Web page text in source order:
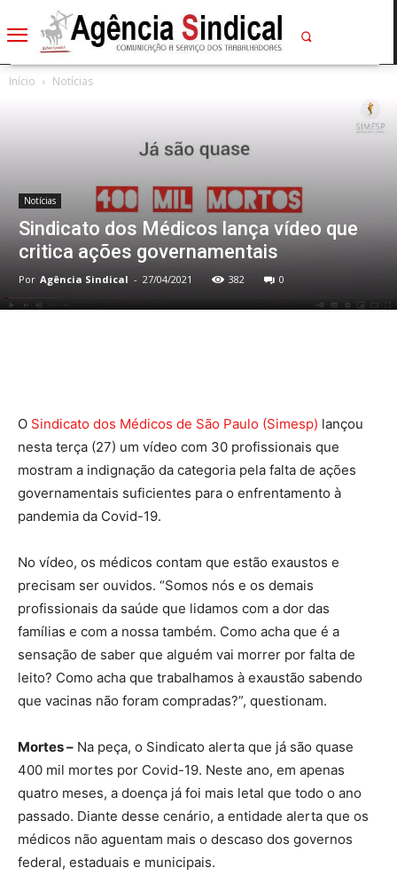
Início Notícias
Notícias
Sindicato dos Médicos lança vídeo que
critica ações governamentais
Por Agência Sindical - 27/04/2021 382 0
O Sindicato dos Médicos de São Paulo (Simesp) lançou
nesta terça (27) um vídeo com 30 profissionais que
mostram a indignação da categoria pela falta de ações
governamentais suficientes para o enfrentamento à
pandemia da Covid-19.
No vídeo, os médicos contam que estão exaustos e
precisam ser ouvidos. “Somos nós e os demais
profissionais da saúde que lidamos com a dor das
famílias e com a nossa também. Como acha que é a
sensação de saber que alguém vai morrer por falta de
leito? Como acha que trabalhamos à exaustão sabendo
que vacinas não foram compradas?”, questionam.
Mortes – Na peça, o Sindicato alerta que já são quase
400 mil mortes por Covid-19. Neste ano, em apenas
quatro meses, a doença já foi mais letal que todo o ano
passado. Diante desse cenário, a entidade alerta que os
médicos não aguentam mais o descaso dos governos
federal, estaduais e municipais.